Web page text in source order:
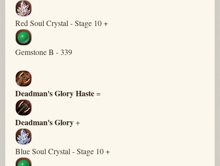
Red Soul Crystal - Stage 10 +
Gemstone B - 339
Deadman's Glory Haste=
Deadman's Glory+
Blue Soul Crystal - Stage 10 +